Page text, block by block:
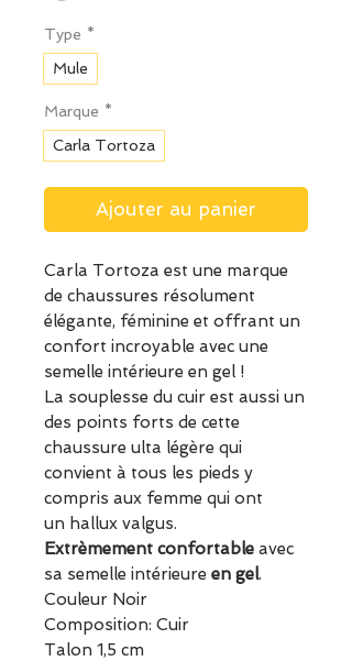
Type *
Mule
Marque *
Carla Tortoza
Ajouter au panier
Carla Tortoza est une marque
de chaussures résolument
élégante, féminine et offrant un
confort incroyable avec une
semelle intérieure en gel !
La souplesse du cuir est aussi un
des points forts de cette
chaussure ulta légère qui
convient à tous les pieds y
compris aux femme qui ont
un hallux valgus.
Extrèmement confortable avec
sa semelle intérieure en gel.
Couleur Noir
Composition: Cuir
Talon 1,5 cm